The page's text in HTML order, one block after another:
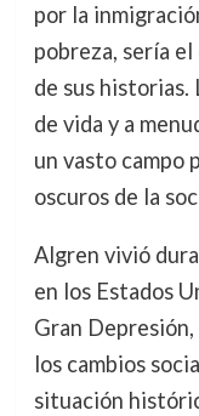
por la
pobreza, sería
de sus historias.
de vida y a
un vasto campo
oscuros de la
Algren vivió
en los Estados
Gran
los cambios
situación